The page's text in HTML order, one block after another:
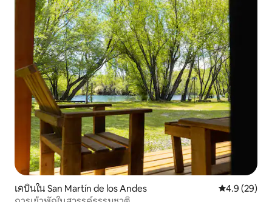
เคบินใน San Martín de los Andes คะแนนเฉลี่ย
4.9 (29)